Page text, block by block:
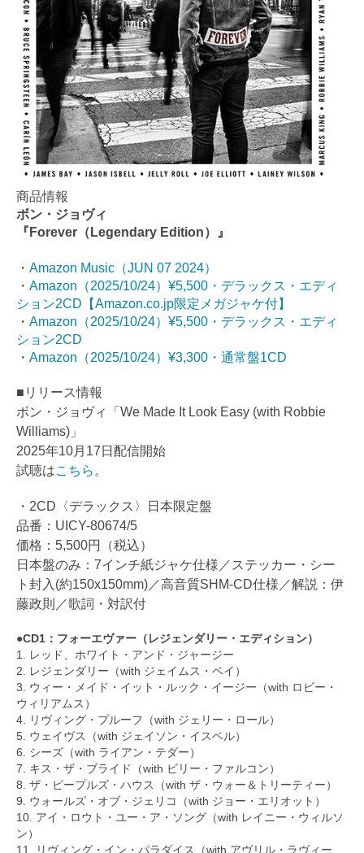
商品情報
ボン・ジョヴィ
『Forever（Legendary Edition）』
・ Amazon Music（JUN 07 2024）
・ Amazon（2025/10/24）¥5,500・デラックス・エディ
ション2CD【Amazon.co.jp限定メガジャケ付】
・ Amazon（2025/10/24）¥5,500・デラックス・エディ
ション2CD
・ Amazon（2025/10/24）¥3,300・通常盤1CD
■リリース情報
ボン・ジョヴィ「We Made It Look Easy (with Robbie
Williams)」
2025年10月17日配信開始
試聴はこちら 。
・2CD〈デラックス〉日本限定盤
品番：UICY-80674/5
価格：5,500円（税込）
日本盤のみ：7インチ紙ジャケ仕様／ステッカー・シー
ト封入(約150x150mm)／高音質SHM-CD仕様／解説：伊
藤政則／歌詞・対訳付
●CD1：フォーエヴァー（レジェンダリー・エディション）
1. レッド、ホワイト・アンド・ジャージー
2. レジェンダリー（with ジェイムス・ベイ）
3. ウィー・メイド・イット・ルック・イージー（with ロビー・
ウィリアムス）
4. リヴィング・プルーフ（with ジェリー・ロール）
5. ウェイヴス（with ジェイソン・イスベル）
6. シーズ（with ライアン・テダー）
7. キス・ザ・ブライド（with ビリー・ファルコン）
8. ザ・ピープルズ・ハウス（with ザ・ウォー＆トリーティー）
9. ウォールズ・オブ・ジェリコ（with ジョー・エリオット）
10. アイ・ロウト・ユー・ア・ソング（with レイニー・ウィルソ
ン）
11. リヴィング・イン・パラダイス（with アヴリル・ラヴィー